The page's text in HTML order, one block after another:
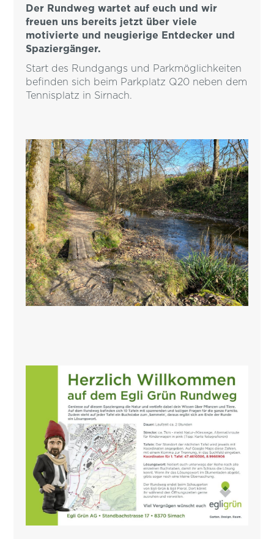
Der Rundweg wartet auf euch und wir
freuen uns bereits jetzt über viele
motivierte und neugierige Entdecker und
Spaziergänger.
Start des Rundgangs und Parkmöglichkeiten
befinden sich beim Parkplatz Q20 neben dem
Tennisplatz in Sirnach.